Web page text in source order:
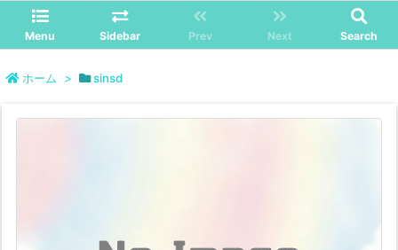
Menu Sidebar Prev Next Search
ホーム > sinsd